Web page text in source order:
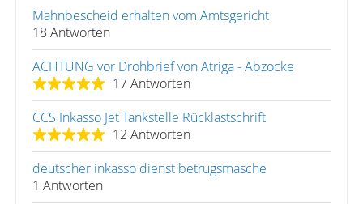
Mahnbescheid erhalten vom Amtsgericht
18 Antworten
ACHTUNG vor Drohbrief von Atriga - Abzocke
17 Antworten
CCS Inkasso Jet Tankstelle Rücklastschrift
12 Antworten
deutscher inkasso dienst betrugsmasche
1 Antworten